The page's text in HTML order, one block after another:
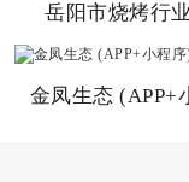
岳阳市烧烤行
金凤生态 (APP+